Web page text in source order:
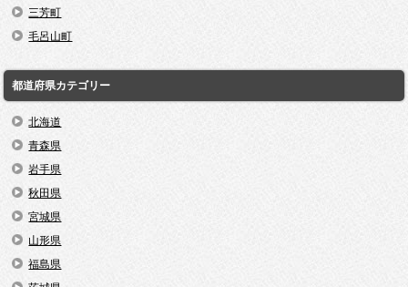
三芳町
毛呂山町
都道府県カテゴリー
北海道
青森県
岩手県
秋田県
宮城県
山形県
福島県